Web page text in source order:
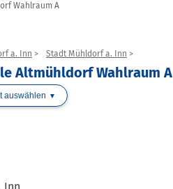
Wahlraum A
a. Inn Stadt Mühldorf a. Inn
Altmühldorf Wahlraum A
auswählen